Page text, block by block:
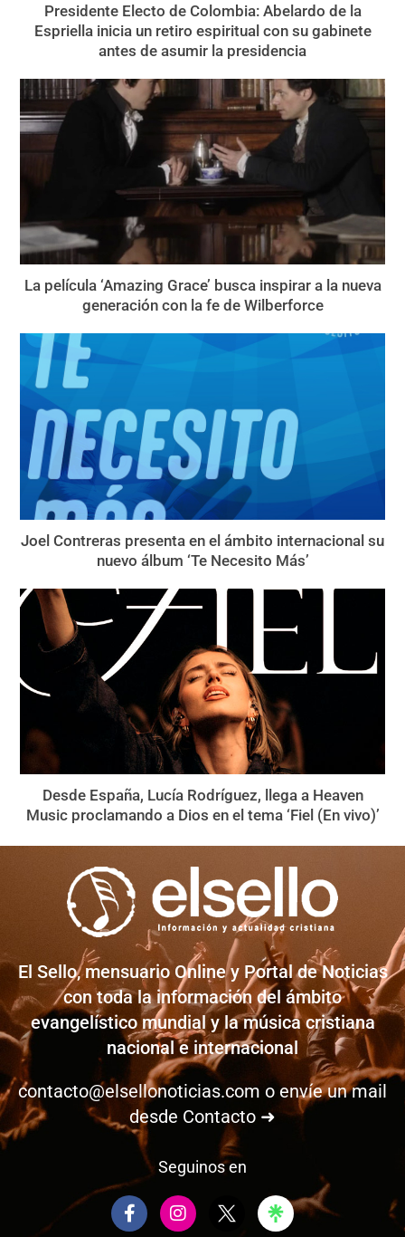
Presidente Electo de Colombia: Abelardo de la
Espriella inicia un retiro espiritual con su gabinete
antes de asumir la presidencia
La película ‘Amazing Grace’ busca inspirar a la nueva
generación con la fe de Wilberforce
Joel Contreras presenta en el ámbito internacional su
nuevo álbum ‘Te Necesito Más’
Desde España, Lucía Rodríguez, llega a Heaven
Music proclamando a Dios en el tema ‘Fiel (En vivo)’
El Sello, mensuario Online y Portal de Noticias
con toda la información del ámbito
evangelístico mundial y la música cristiana
nacional e internacional
contacto@elsellonoticias.com o envíe un mail
desde Contacto ➜
Seguinos en
F
a
I
n